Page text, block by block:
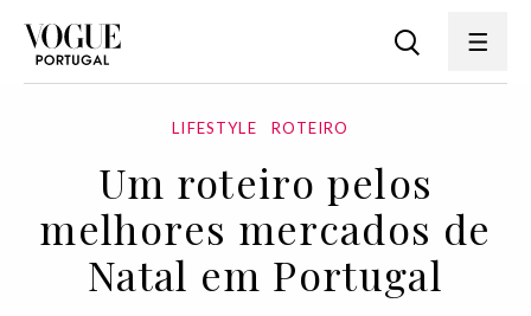
LIFESTYLE ROTEIRO
Um roteiro pelos
melhores mercados de
Natal em Portugal